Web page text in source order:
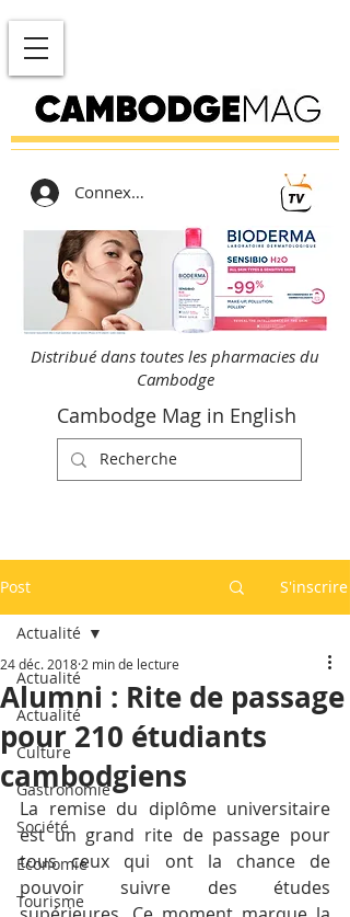
Connexion
Distribué dans toutes les pharmacies du
Cambodge
Cambodge Mag in English
Post S'inscrire
Actualité
Actualité
Culture
Gastronomie
Société
Economie
Tourisme
Actualité
Alumni : Rite de passage
pour 210 étudiants
cambodgiens
24 déc. 2018 2 min de lecture
La remise du diplôme universitaire
est un grand rite de passage pour
tous ceux qui ont la chance de
pouvoir suivre des études